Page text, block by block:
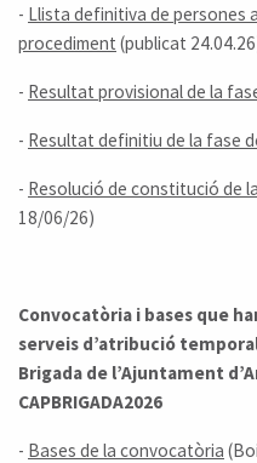
- Llista definitiva de persones
procediment (publicat
- Resultat provisional de la
- Resultat definitiu de la fase
- Resolució de constitució de
18/06/26)
Convocatòria i bases que
serveis d’atribució
Brigada de l’Ajuntament
CAPBRIGADA2026
- Bases de la convocatòria